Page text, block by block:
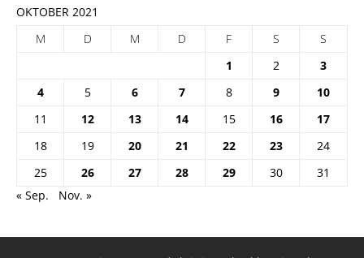
OKTOBER 2021
M
D M D F S
S
1
2
3
4
5 6 7 8 9
10
11
12 13 14 15 16
17
18
19 20 21 22 23
24
25
26 27 28 29 30
31
« Sep.
Nov. »